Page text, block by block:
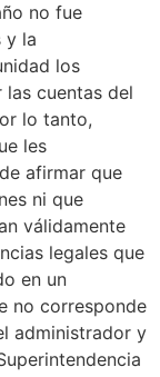
no fue
y la
los
cuentas del
lo tanto,
les
afirmar que
ni que
válidamente
legales que
en un
no corresponde
administrador y